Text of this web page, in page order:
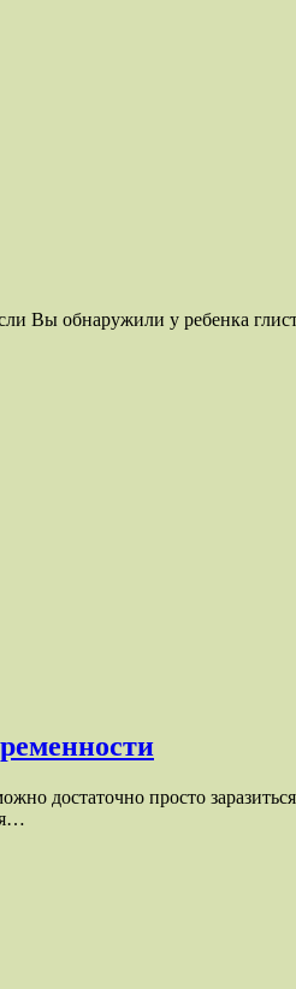
Вы обнаружили у ребенка
достаточно просто